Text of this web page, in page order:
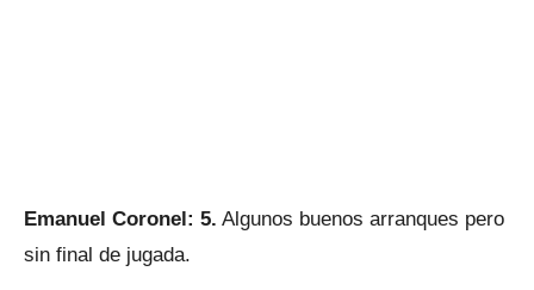
Emanuel Coronel: 5. Algunos buenos arranques pero
sin final de jugada.